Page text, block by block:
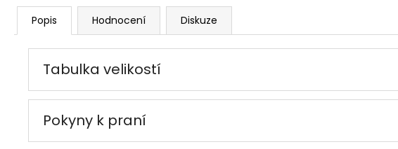
Popis Hodnocení Diskuze
Tabulka velikostí
Pokyny k praní